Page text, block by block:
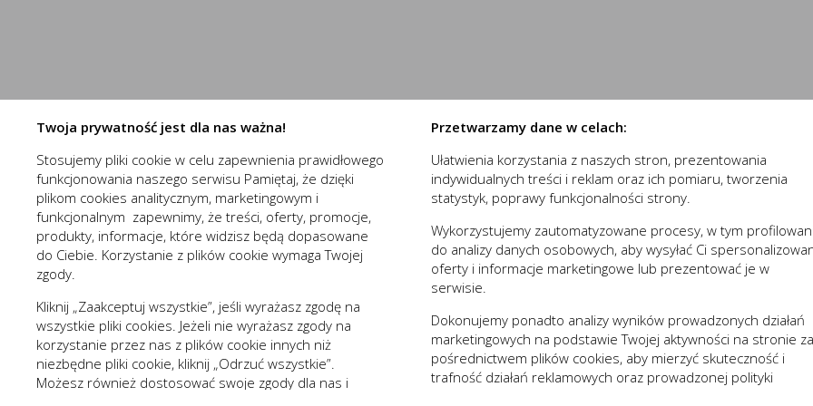
Twoja prywatność jest dla nas ważna!
Stosujemy pliki cookie w celu zapewnienia prawidłowego
funkcjonowania naszego serwisu Pamiętaj, że dzięki
plikom cookies analitycznym, marketingowym i
funkcjonalnym zapewnimy, że treści, oferty, promocje,
produkty, informacje, które widzisz będą dopasowane
do Ciebie. Korzystanie z plików cookie wymaga Twojej
zgody.
Kliknij „Zaakceptuj wszystkie”, jeśli wyrażasz zgodę na
wszystkie pliki cookies. Jeżeli nie wyrażasz zgody na
korzystanie przez nas z plików cookie innych niż
niezbędne pliki cookie, kliknij „Odrzuć wszystkie”.
Możesz również dostosować swoje zgody dla nas i
Przetwarzamy dane w celach:
Ułatwienia korzystania z naszych stron, prezentowania
indywidualnych treści i reklam oraz ich pomiaru, tworzenia
statystyk, poprawy funkcjonalności strony.
Wykorzystujemy zautomatyzowane procesy, w tym
do analizy danych osobowych, aby wysyłać Ci
oferty i informacje marketingowe lub prezentować je w
serwisie.
Dokonujemy ponadto analizy wyników prowadzonych działań
marketingowych na podstawie Twojej aktywności na stronie za
pośrednictwem plików cookies, aby mierzyć skuteczność i
trafność działań reklamowych oraz prowadzonej polityki
formularzy. Dzięki plikom cookies strona, z której korzystasz, może działać bez zakłóceń.
nowaelektropl_cookie_consent(1st‑party)
nowaelektropl_session(1st‑party)
Funkcjonalne i personalizacyjne
Tego typu pliki cookies umożliwiają stronie internetowej zapamiętanie wprowadzonych przez Ciebie ustawień
prezentowanych treści.
Dzięki tym plikom cookies możemy zapewnić Ci większy komfort korzystania z funkcjonalności naszej strony
preferencji. Wyrażenie zgody na funkcjonalne i personalizacyjne pliki cookies gwarantuje dostępność większej
Więcej
Analityczne (3)
Analityczne pliki cookies pomagają nam rozwijać się i dostosowywać do Twoich potrzeb.
Cookies analityczne pozwalają na uzyskanie informacji w zakresie wykorzystywania witryny internetowej, miejsca
ZAPISZ WYBRANE
NIE ZGADZAM SIĘ
ZAAKCEPTUJ WSZYSTKIE
Anuluj
Stosowane są, co do zasady, dwa rodzaje plików „cookies” – „sesyjne” oraz „stałe”. Pierwsze z nich są plikami
wylogowania ze strony internetowej lub wyłączenia oprogramowania (przeglądarki internetowej). „Stałe” pliki pozostają na
plików „cookies” albo do momentu ich ręcznego usunięcia przez użytkownika.
Pliki „cookies” wykorzystywane przez partnerów operatora strony internetowej, w tym w szczególności użytkowników
Wyróżnić można szczegółowy podział cookies, ze względu na:
A. Rodzaje cookies ze względu na niezbędność do realizacji usługi
Rodzaj Opis
Niezbędne Są absolutnie niezbędne do prawidłowego funkcjonowania witryny lub
Funkcjonalne
Są ważne dla działania serwisu: